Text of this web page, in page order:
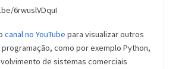
6rwuslVDquI
canal no YouTube para visualizar outros
como por exemplo Python,
de sistemas comerciais